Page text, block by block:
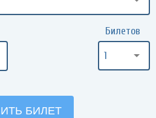
Билетов
1